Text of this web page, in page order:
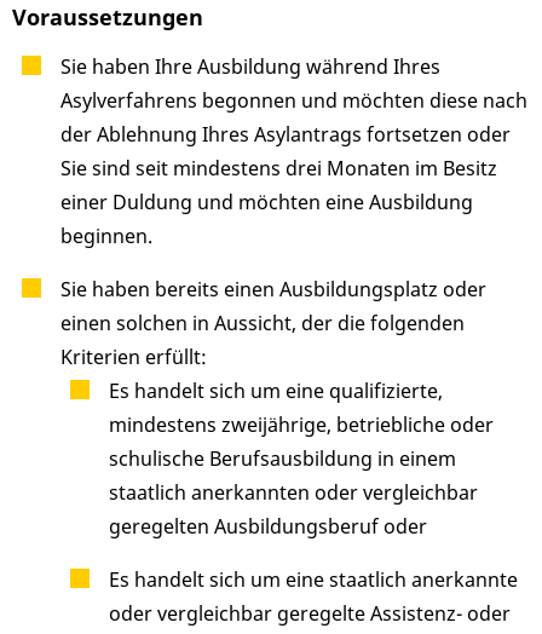
Voraussetzungen
Sie haben Ihre Ausbildung während Ihres
Asylverfahrens begonnen und möchten diese nach
der Ablehnung Ihres Asylantrags fortsetzen oder
Sie sind seit mindestens drei Monaten im Besitz
einer Duldung und möchten eine Ausbildung
beginnen.
Sie haben bereits einen Ausbildungsplatz oder
einen solchen in Aussicht, der die folgenden
Kriterien erfüllt:
Es handelt sich um eine qualifizierte,
mindestens zweijährige, betriebliche oder
schulische Berufsausbildung in einem
staatlich anerkannten oder vergleichbar
geregelten Ausbildungsberuf oder
Es handelt sich um eine staatlich anerkannte
oder vergleichbar geregelte Assistenz- oder